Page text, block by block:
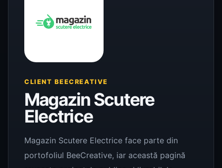
CLIENT BEECREATIVE
Magazin Scutere
Electrice
Magazin Scutere Electrice face parte din
portofoliul BeeCreative, iar această pagină